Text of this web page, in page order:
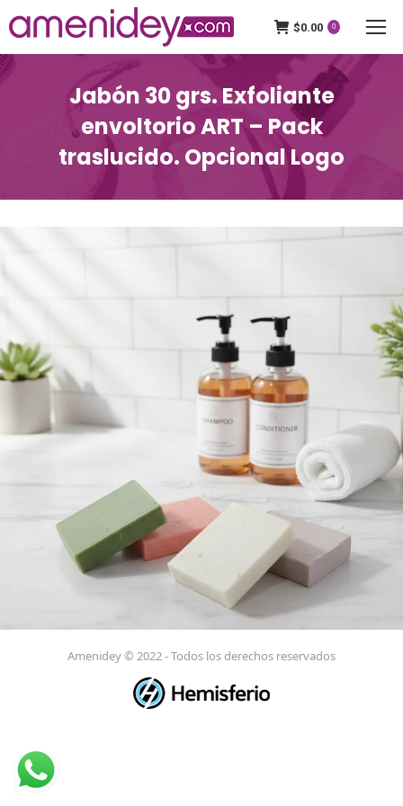
$0.00 0
Jabón 30 grs. Exfoliante
envoltorio ART – Pack
traslucido. Opcional Logo
Amenidey © 2022 - Todos los derechos reservados